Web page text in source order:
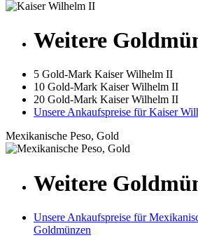
Weitere
5 Gold-Mark Kaiser Wilhelm II
10 Gold-Mark Kaiser Wilhelm II
20 Gold-Mark Kaiser Wilhelm II
Unsere Ankaufspreise für Kaiser
Mexikanische Peso, Gold
Weitere
Unsere Ankaufspreise für
Goldmünzen